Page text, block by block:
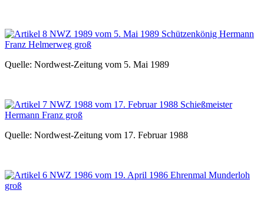
Quelle: Nordwest-Zeitung vom 5. Mai 1989
Quelle: Nordwest-Zeitung vom 17. Februar 1988